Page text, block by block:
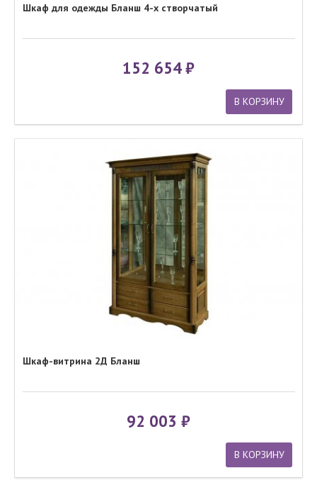
Шкаф для одежды Бланш 4-х створчатый
152 654
В КОРЗИНУ
Шкаф-витрина 2Д Бланш
92 003
В КОРЗИНУ